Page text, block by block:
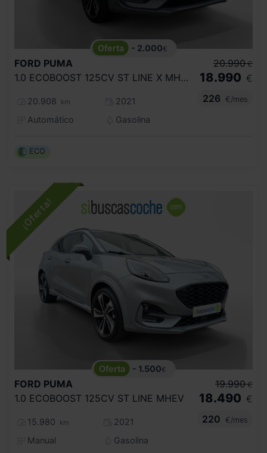
- 2.000€
FORD PUMA
1.0 ECOBOOST 125CV ST LINE X MHEV
20.908 km
2021
Automático
Gasolina
20.990 €
18.990 €
226
€/mes
ECO
- 1.500€
FORD PUMA
1.0 ECOBOOST 125CV ST LINE MHEV
15.980 km
2021
Manual
Gasolina
19.990 €
18.490 €
220
€/mes